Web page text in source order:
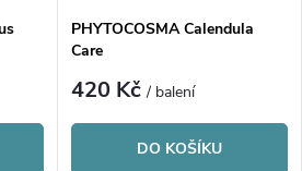
PHYTOCOSMA Calendula
Care
420 Kč/ balení
DO KOŠÍKU